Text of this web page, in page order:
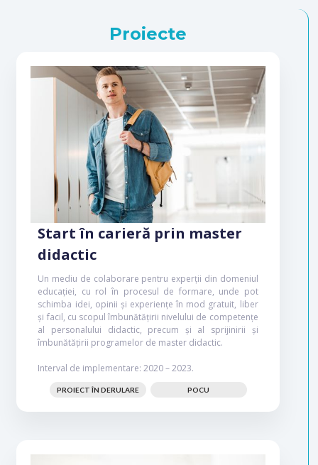
Proiecte
Start în carieră prin master
didactic
Un mediu de colaborare pentru experții din domeniul
educației, cu rol în procesul de formare, unde pot
schimba idei, opinii și experiențe în mod gratuit, liber
și facil, cu scopul îmbunătățirii nivelului de competențe
al personalului didactic, precum și al sprijinirii și
îmbunătățirii programelor de master didactic.
Interval de implementare: 2020 – 2023.
PROIECT ÎN DERULARE POCU